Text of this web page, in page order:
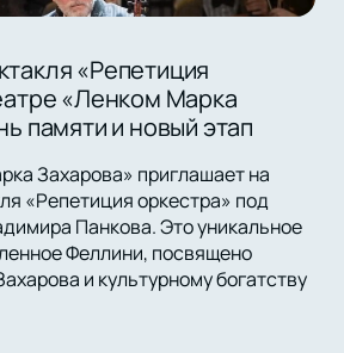
«Репетиция
«Ленком Марка
памяти и новый этап
Захарова» приглашает на
«Репетиция оркестра» под
Панкова. Это уникальное
Феллини, посвящено
и культурному богатству